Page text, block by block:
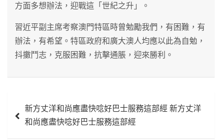
方面多想辦法，迎戰這「世紀之升」。
習近平副主席考察澳門特區時曾勉勵我們，有困難，有
辦法，有希望。特區政府和廣大澳人均應以此為自勉，
抖擻鬥志，克服困難，抗擊通脹，迎來勝利。
章 新方丈洋和尚應盡快唸好巴士服務這部經 新方丈洋
和尚應盡快唸好巴士服務這部經